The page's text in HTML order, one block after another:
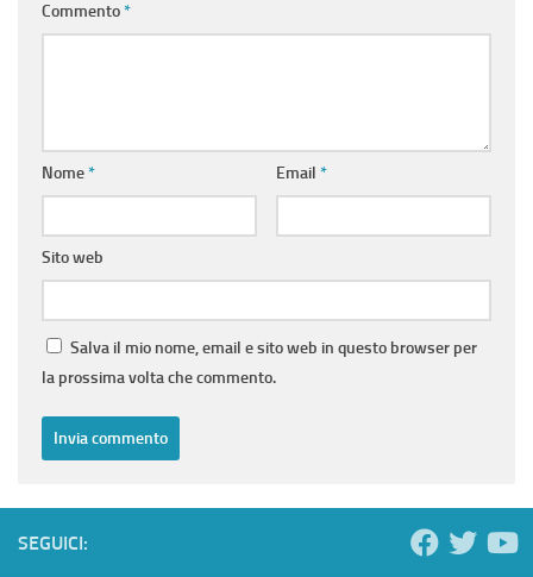
Commento*
Nome* Email *
Sito web
Salva il mio nome, email e sito web in questo browser per
la prossima volta che commento.
SEGUICI: